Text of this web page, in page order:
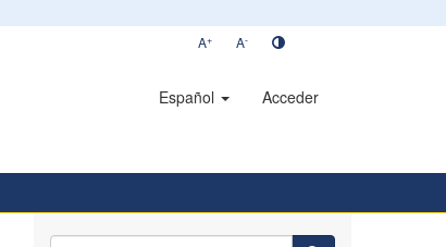
A+ A-
Español Acceder